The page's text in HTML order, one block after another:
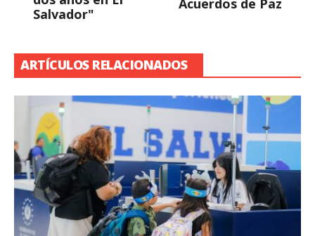
Salvador"
Acuerdos de Paz
ARTÍCULOS RELACIONADOS